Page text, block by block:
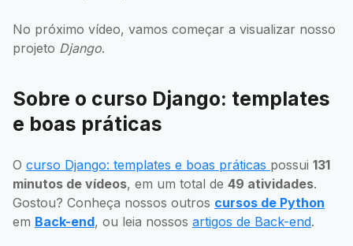
No próximo vídeo, vamos começar a visualizar nosso
projeto Django.
Sobre o curso Django: templates
e boas práticas
O curso Django: templates e boas práticas possui 131
minutos de vídeos, em um total de 49 atividades.
Gostou? Conheça nossos outros cursos de Python
em Back-end, ou leia nossos artigos de Back-end.